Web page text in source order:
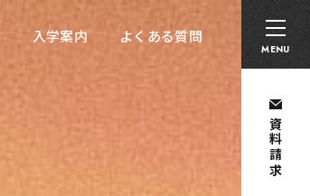
MENU
入学案内 よくある質問
資料請求
採用担当者の方へ 留学生の方へ
入学案内 よくある質問